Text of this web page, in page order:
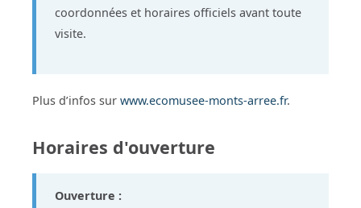
coordonnées et horaires officiels avant toute
visite.
Plus d’infos sur www.ecomusee-monts-arree.fr.
Horaires d'ouverture
Ouverture :